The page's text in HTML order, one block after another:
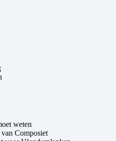
weten
Composiet